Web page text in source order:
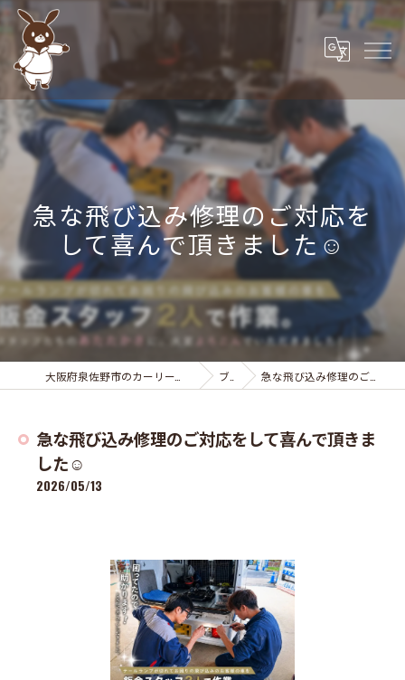
急な飛び込み修理のご対応を
して喜んで頂きました☺
ブログ 急な飛び込み修理のご対応をして喜んで頂きました☺
急な飛び込み修理のご対応をして喜んで頂きま
した☺
2026/05/13